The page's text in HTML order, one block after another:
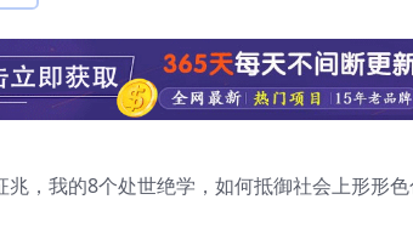
，我的8个处世绝学，如何抵御社会上形形